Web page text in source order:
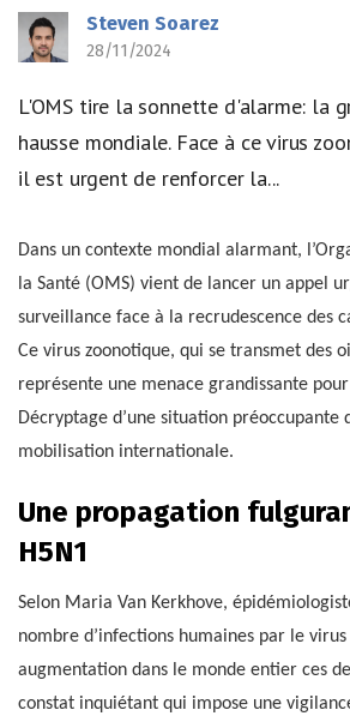
Steven Soarez
28/11/2024
L'OMS tire la sonnette d'alarme: la
hausse mondiale. Face à ce virus
il est urgent de renforcer la...
Dans un contexte mondial alarmant,
la Santé (OMS) vient de lancer un appel
surveillance face à la recrudescence des
Ce virus zoonotique, qui se transmet des
représente une menace grandissante
Décryptage d’une situation préoccupante
mobilisation internationale.
Une propagation
H5N1
Selon Maria Van Kerkhove,
nombre d’infections humaines par le
augmentation dans le monde entier ces
constat inquiétant qui impose une